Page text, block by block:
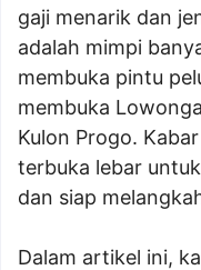
gaji menarik dan
adalah mimpi
membuka pintu
membuka
Kulon Progo.
terbuka lebar
dan siap
Dalam artikel ini,